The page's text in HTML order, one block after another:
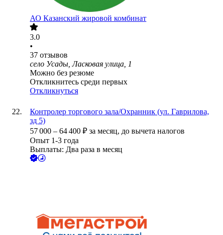
АО Казанский жировой комбинат
3.0
•
37 отзывов
село Усады, Ласковая улица, 1
Можно без резюме
Откликнитесь среди первых
Откликнуться
Контролер торгового зала/Охранник (ул. Гаврилова,
зд 5)
57 000 – 64 400 ₽ за месяц, до вычета налогов
Опыт 1-3 года
Выплаты: Два раза в месяц